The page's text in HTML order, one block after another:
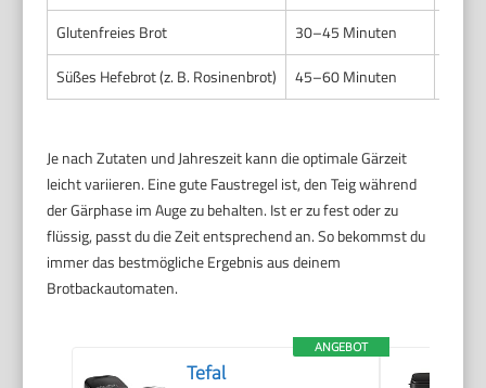
Glutenfreies Brot
30–45 Minuten
Süßes Hefebrot (z. B. Rosinenbrot)
45–60 Minuten
Je nach Zutaten und Jahreszeit kann die optimale Gärzeit
leicht variieren. Eine gute Faustregel ist, den Teig während
der Gärphase im Auge zu behalten. Ist er zu fest oder zu
flüssig, passt du die Zeit entsprechend an. So bekommst du
immer das bestmögliche Ergebnis aus deinem
Brotbackautomaten.
ANGEBOT
Tefal